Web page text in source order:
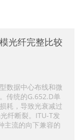
光纤完整比较
数据中心布线和微
传统的G.652.D单
耗，导致光衰减过
纤断裂。ITU-T发
主流的向下兼容的